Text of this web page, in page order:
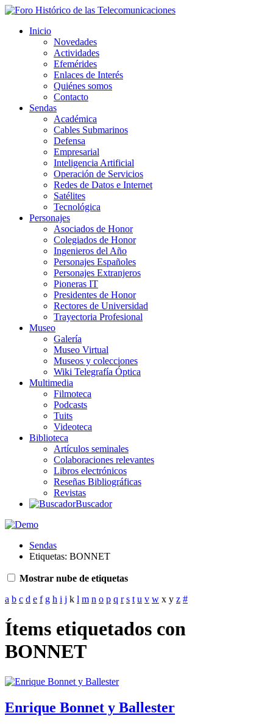
Inicio
Novedades
Actividades
Efemérides
Enlaces de Interés
Quiénes somos
Contacto
Sendas
Académica
Cables Submarinos
Defensa
Empresarial
Inteligencia Artificial
Operación de Servicios
Redes de Datos e Internet
Satélites
Tecnológica
Personajes
Asociados de Honor
Colegiados de Honor
Ingenieros del Año
Personajes Españoles
Personajes Extranjeros
Pioneras IT
Presidentes de Honor
Rectores de Universidad
Trayectoria Profesional
Museo
Galería
Museo Virtual
Museos y colecciones
Wiki Telegrafía Óptica
Multimedia
Filmoteca
Podcasts
Tuits
Videoteca
Biblioteca
Artículos seminales
Colaboraciones relevantes
Libros electrónicos
Reseñas Bibliográficas
Revistas
Buscador
Sendas
Etiquetas: BONNET
Mostrar nube de etiquetas
a b c d e f g h i j k l m n o p q r s t u v w x y z #
Ítems etiquetados con
BONNET
Enrique Bonnet y Ballester